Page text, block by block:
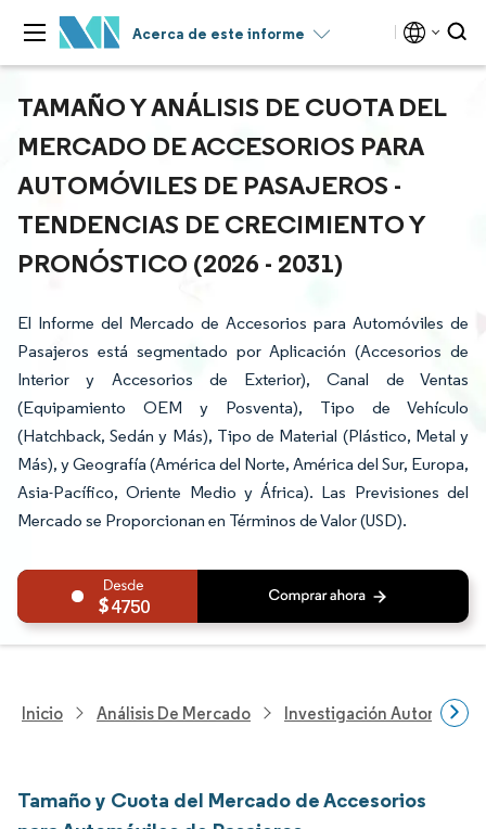
Acerca de este informe
TAMAÑO Y ANÁLISIS DE CUOTA DEL
MERCADO DE ACCESORIOS PARA
AUTOMÓVILES DE PASAJEROS -
TENDENCIAS DE CRECIMIENTO Y
PRONÓSTICO (2026 - 2031)
El Informe del Mercado de Accesorios para Automóviles de
Pasajeros está segmentado por Aplicación (Accesorios de
Interior y Accesorios de Exterior), Canal de Ventas
(Equipamiento OEM y Posventa), Tipo de Vehículo
(Hatchback, Sedán y Más), Tipo de Material (Plástico, Metal y
Más), y Geografía (América del Norte, América del Sur, Europa,
Asia-Pacífico, Oriente Medio y África). Las Previsiones del
Mercado se Proporcionan en Términos de Valor (USD).
4750
Inicio Análisis De Mercado Investigación Automotriz
Tamaño y Cuota del Mercado de Accesorios